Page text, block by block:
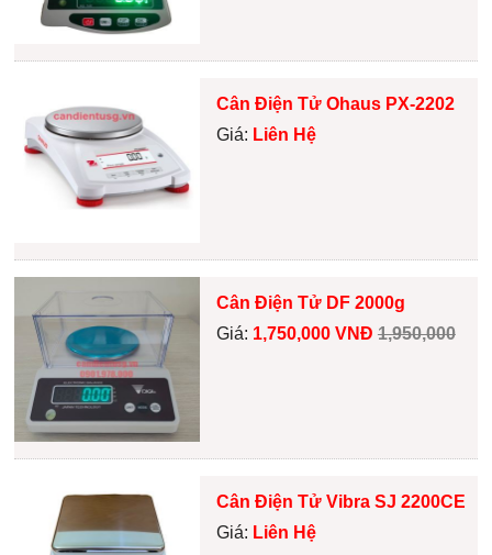
Cân Điện Tử Ohaus PX-2202
Giá: Liên Hệ
Cân Điện Tử DF 2000g
Giá: 1,750,000 VNĐ 1,950,000
Cân Điện Tử Vibra SJ 2200CE
Giá: Liên Hệ